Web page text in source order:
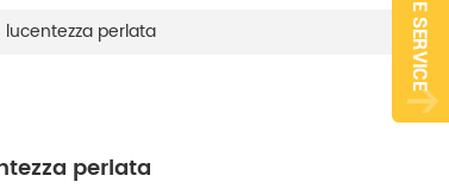
perlata
perlata